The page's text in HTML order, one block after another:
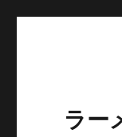
ラー